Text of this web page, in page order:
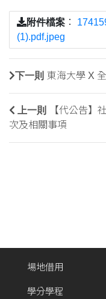
附件檔案 ：
(1).pdf.jpeg
下一則 東海大學 X
上一則
【代公告】
次及相關事項
場地借用
學分學程